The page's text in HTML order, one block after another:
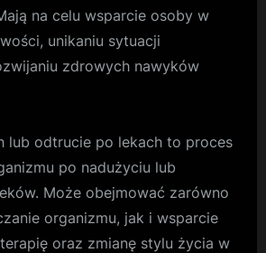
na celu wsparcie osoby w
unikaniu sytuacji
zdrowych nawyków
lub odtrucie po lekach to proces
po nadużyciu lub
Może obejmować zarówno
organizmu, jak i wsparcie
oraz zmianę stylu życia w